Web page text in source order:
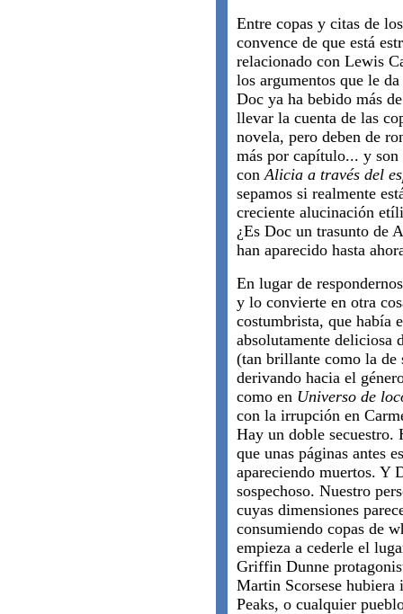
Entre copas y citas de
convence de que está
relacionado con Lewis
los argumentos que le
Doc ya ha bebido más
llevar la cuenta de las
novela, pero deben de
más por capítulo... y
conAlicia a través del
sepamos si realmente
creciente alucinación
¿Es Doc un trasunto de
han aparecido hasta
En lugar de
y lo convierte en otra
costumbrista, que había
absolutamente deliciosa
(tan brillante como la de
derivando hacia el
como en Universo de
con la irrupción en
Hay un doble secuestro.
que unas páginas antes
apareciendo muertos. Y
sospechoso. Nuestro
cuyas dimensiones
consumiendo copas de
empieza a cederle el
Griffin Dunne
Martin Scorsese hubiera
Peaks, o cualquier